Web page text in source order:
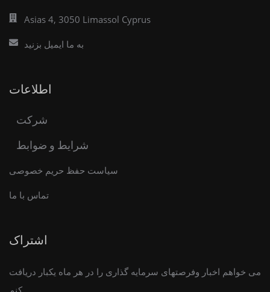
Asias 4, 3050 Limassol Cyprus
به ما ایمیل بزنید
اطلاعات
شرکت
شرایط و ضوابط
سیاست حفظ حریم خصوصی
تماس با ما
اشتراک
می خواهم اخبار وفرصتهای سرمایه گذاری را در هر ماه یکبار دریافت